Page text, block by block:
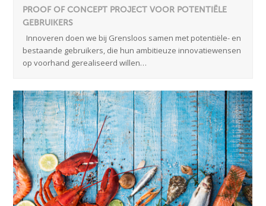
PROOF OF CONCEPT PROJECT VOOR POTENTIËLE
GEBRUIKERS
Innoveren doen we bij Grensloos samen met potentiële- en
bestaande gebruikers, die hun ambitieuze innovatiewensen
op voorhand gerealiseerd willen…